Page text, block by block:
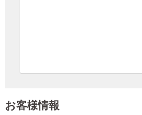
お客様情報